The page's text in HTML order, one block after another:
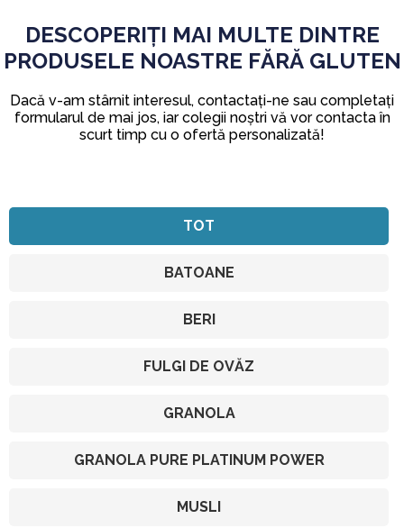
DESCOPERIȚI MAI MULTE DINTRE
PRODUSELE NOASTRE FĂRĂ GLUTEN
Dacă v-am stârnit interesul, contactați-ne sau completați
formularul de mai jos, iar colegii noștri vă vor contacta în
scurt timp cu o ofertă personalizată!
TOT
BATOANE
BERI
FULGI DE OVĂZ
GRANOLA
GRANOLA PURE PLATINUM POWER
MUSLI